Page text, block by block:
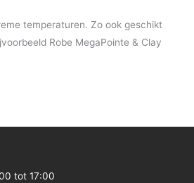
temperaturen. Zo ook geschikt
Robe MegaPointe & Clay
tot 17:00